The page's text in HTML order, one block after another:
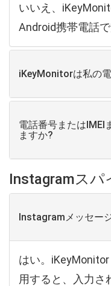
いいえ、
Android携帯電話
iKeyMonitorは私の
電話番号またはIMEI
ますか?
Instagramスパ
Instagramメッセー
はい。
用すると、入力さ